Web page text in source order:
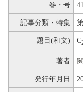
巻・号
記事分類・特集
題目(和文) C
著者
発行年月日